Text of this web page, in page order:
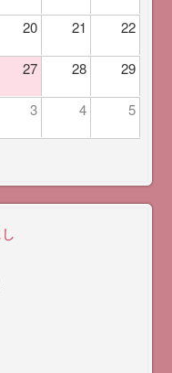
20 21 22
27 28 29
3 4 5